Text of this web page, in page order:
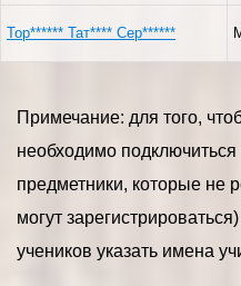
Тор****** Тат**** Сер******
Примечание: для того,
необходимо подключиться
предметники, которые не
могут
учеников указать имена